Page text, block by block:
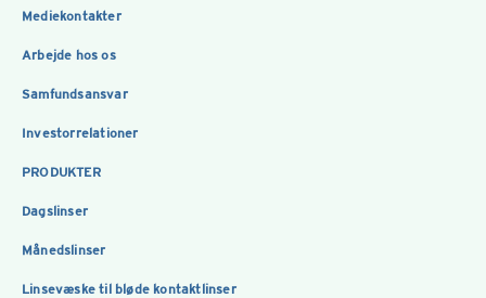
Mediekontakter
Arbejde hos os
Samfundsansvar
Investorrelationer
PRODUKTER
Dagslinser
Månedslinser
Linsevæske til bløde kontaktlinser